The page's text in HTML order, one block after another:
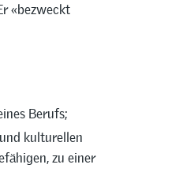
«bezweckt
Berufs;
kulturellen
zu einer